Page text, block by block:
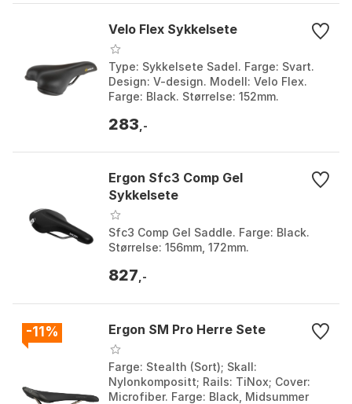
Velo Flex Sykkelsete
Type: Sykkelsete Sadel. Farge: Svart.
Design: V-design. Modell: Velo Flex.
Farge: Black. Størrelse: 152mm.
283 ,-
Ergon Sfc3 Comp Gel
Sykkelsete
Sfc3 Comp Gel Saddle. Farge: Black.
Størrelse: 156mm, 172mm.
827 ,-
-11% Ergon SM Pro Herre Sete
Farge: Stealth (Sort); Skall:
Nylonkompositt; Rails: TiNox; Cover:
Microfiber. Farge: Black, Midsummer